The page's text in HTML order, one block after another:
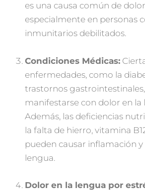
es una causa común de
especialmente en personas
inmunitarios debilitados.
Condiciones Médicas:
enfermedades, como la
trastornos
manifestarse con dolor en la
Además, las deficiencias
la falta de hierro, vitamina
pueden causar inflamación y
lengua.
Dolor en la lengua por